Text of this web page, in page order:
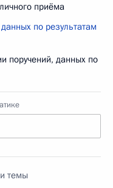
приёма
по результатам
поручений, данных по
темы